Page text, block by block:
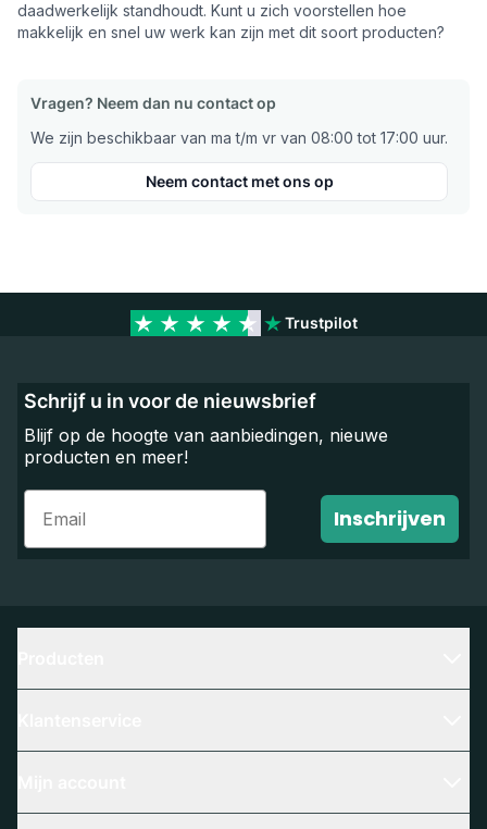
daadwerkelijk standhoudt. Kunt u zich voorstellen hoe
makkelijk en snel uw werk kan zijn met dit soort producten?
Vragen? Neem dan nu contact op
We zijn beschikbaar van ma t/m vr van 08:00 tot 17:00 uur.
Neem contact met ons op
Trustpilot
Schrijf u in voor de nieuwsbrief
Blijf op de hoogte van aanbiedingen, nieuwe
producten en meer!
Email
Inschrijven